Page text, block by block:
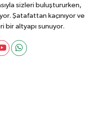
sizleri buluştururken,
Şatafattan kaçınıyor ve
bir altyapı sunuyor.